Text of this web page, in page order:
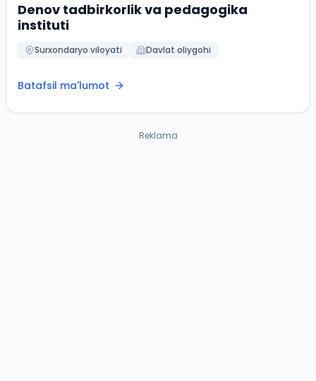
Denov tadbirkorlik va pedagogika
instituti
Surxondaryo viloyati Davlat oliygohi
Batafsil ma'lumot
Reklama